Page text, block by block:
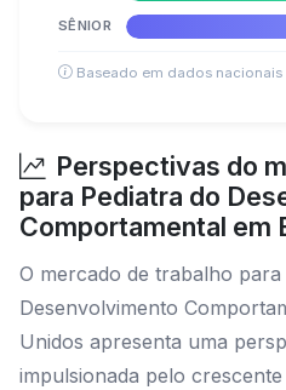
SÊNIOR
Baseado em dados nacionais
Perspectivas do
para Pediatra do
Comportamental em
O mercado de trabalho para
Desenvolvimento
Unidos apresenta uma
impulsionada pelo